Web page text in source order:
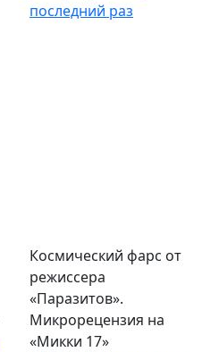
последний раз
Космический фарс от
режиссера
«Паразитов».
Микрорецензия на
«Микки 17»